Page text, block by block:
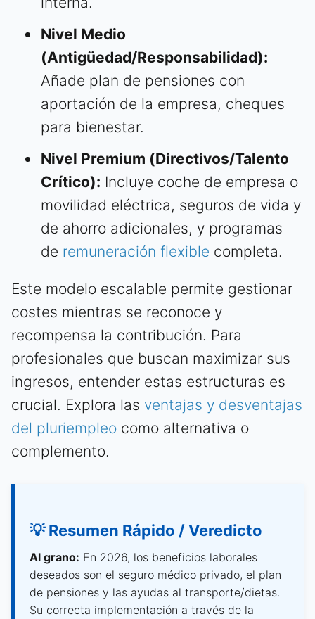
Nivel Medio
(Antigüedad/Responsabilidad):
Añade plan de pensiones con
aportación de la empresa, cheques
para bienestar.
Nivel Premium (Directivos/Talento
Crítico): Incluye coche de empresa o
movilidad eléctrica, seguros de vida y
de ahorro adicionales, y programas
de remuneración flexible completa.
Este modelo escalable permite gestionar
costes mientras se reconoce y
recompensa la contribución. Para
profesionales que buscan maximizar sus
ingresos, entender estas estructuras es
crucial. Explora las ventajas y desventajas
del pluriempleo como alternativa o
complemento.
💡 Resumen Rápido / Veredicto
Al grano: En 2026, los beneficios laborales
deseados son el seguro médico privado, el plan
de pensiones y las ayudas al transporte/dietas.
Su correcta implementación a través de la